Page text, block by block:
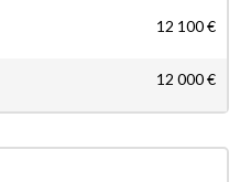
12 100 €
12 000 €